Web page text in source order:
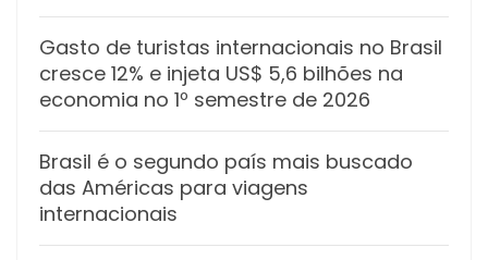
Gasto de turistas internacionais no Brasil
cresce 12% e injeta US$ 5,6 bilhões na
economia no 1º semestre de 2026
Brasil é o segundo país mais buscado
das Américas para viagens
internacionais